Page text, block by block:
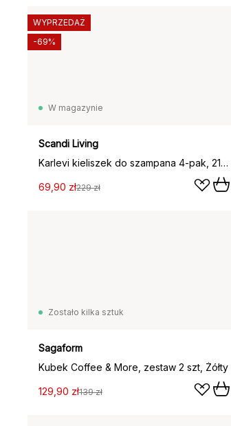
W magazynie
Scandi Living
Karlevi kieliszek do szampana 4-pak, 210 ml
69,90 zł229 zł
WYPRZEDAŻ
-69%
Zostało kilka sztuk
Sagaform
Kubek Coffee & More, zestaw 2 szt, Żółty
129,90 zł139 zł